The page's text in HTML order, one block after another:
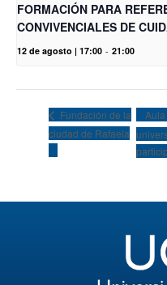
FORMACIÓN PARA
CONVIVENCIALES DE
12 de agosto | 17:00 - 21:00
Fundación de la
ciudad de Rafaela